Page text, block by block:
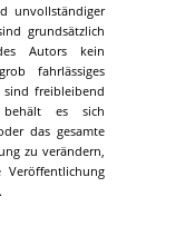
unvollständiger
grundsätzlich
Autors kein
fahrlässiges
sind freibleibend
es sich
das gesamte
zu verändern,